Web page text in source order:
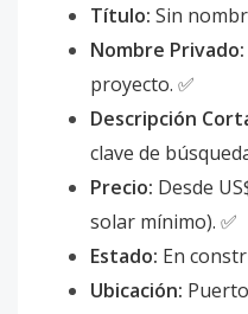
Título: Sin
Nombre Privado:
proyecto. ✅
Descripción
clave de
Precio: Desde
solar mínimo). ✅
Estado: En
Ubicación: